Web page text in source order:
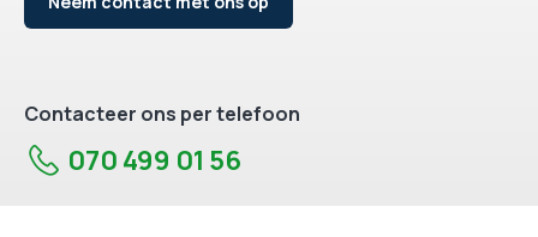
Contacteer ons per telefoon
070 499 01 56